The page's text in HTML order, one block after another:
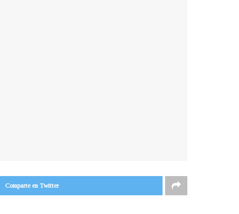
Comparte en Twitter